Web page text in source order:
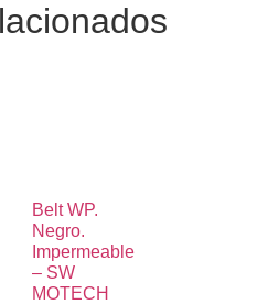
Belt WP.
Negro.
Impermeable
– SW
MOTECH